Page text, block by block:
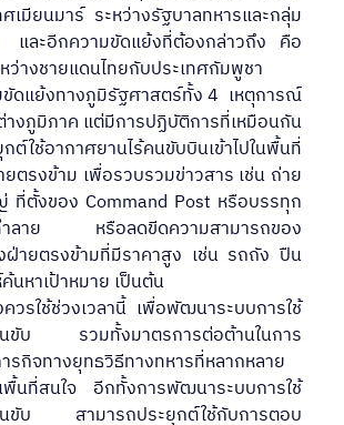
ศเมียนมาร์ ระหว่างรัฐบาลทหารและกลุ่ม
และอีกความขัดแย้งที่ต้องกล่าวถึง คือ
ว่างชายแดนไทยกับประเทศกัมพูชา
ดแย้งทางภูมิรัฐศาสตร์ทั้ง 4  เหตุการณ์
างภูมิภาค แต่มีการปฏิบัติการที่เหมือนกัน
ใช้อากาศยานไร้คนขับบินเข้าไปในพื้นที่
ตรงข้าม เพื่อรวบรวมข่าวสาร เช่น ถ่าย
ที่ตั้งของ Command Post หรือบรรทุก
ทําลาย หรือลดขีดความสามารถของ
ายตรงข้ามที่มีราคาสูง เช่น รถถัง ปืน
นหาเป้าหมาย เป็นต้น
วรใช้ช่วงเวลานี้ เพื่อพัฒนาระบบการใช้
นขับ รวมทั้งมาตรการต่อต้านในการ
รกิจทางยุทธวิธีทางทหารที่หลากหลาย
พื้นที่สนใจ อีกทั้งการพัฒนาระบบการใช้
นขับ สามารถประยุกต์ใช้กับการตอบ